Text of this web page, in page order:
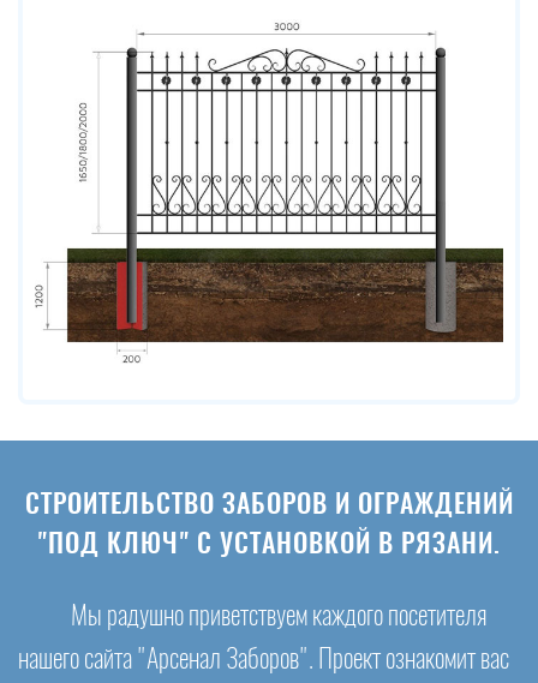
СТРОИТЕЛЬСТВО ЗАБОРОВ И ОГРАЖДЕНИЙ
"ПОД КЛЮЧ" С УСТАНОВКОЙ В РЯЗАНИ.
Мы радушно приветствуем каждого посетителя
нашего сайта "Арсенал Заборов". Проект ознакомит вас